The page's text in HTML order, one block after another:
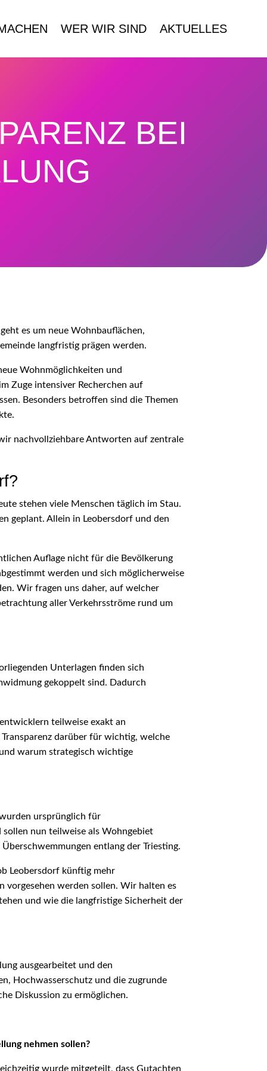
WER WIR SIND AKTUELLES
BEI
es um neue Wohnbauflächen,
langfristig prägen werden.
Wohnmöglichkeiten und
Zuge intensiver Recherchen auf
Besonders betroffen sind die Themen
nachvollziehbare Antworten auf zentrale
stehen viele Menschen täglich im Stau.
geplant. Allein in Leobersdorf und den
Auflage nicht für die Bevölkerung
werden und sich möglicherweise
Wir fragen uns daher, auf welcher
aller Verkehrsströme rund um
Unterlagen finden sich
gekoppelt sind. Dadurch
teilweise exakt an
darüber für wichtig, welche
warum strategisch wichtige
ursprünglich für
nun teilweise als Wohngebiet
entlang der Triesting.
Leobersdorf künftig mehr
vorgesehen werden sollen. Wir halten es
und wie die langfristige Sicherheit der
ausgearbeitet und den
Hochwasserschutz und die zugrunde
Diskussion zu ermöglichen.
nehmen sollen?
wurde mitgeteilt, dass Gutachten